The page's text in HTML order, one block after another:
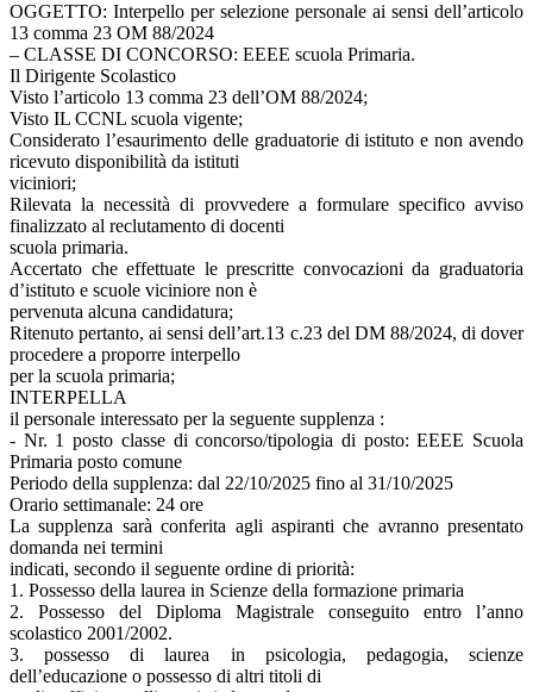
OGGETTO: Interpello per selezione personale ai sensi dell’articolo
13 comma 23 OM 88/2024
– CLASSE DI CONCORSO: EEEE scuola Primaria.
Il Dirigente Scolastico
Visto l’articolo 13 comma 23 dell’OM 88/2024;
Visto IL CCNL scuola vigente;
Considerato l’esaurimento delle graduatorie di istituto e non avendo
ricevuto disponibilità da istituti
viciniori;
Rilevata la necessità di provvedere a formulare specifico avviso
finalizzato al reclutamento di docenti
scuola primaria.
Accertato che effettuate le prescritte convocazioni da graduatoria
d’istituto e scuole viciniore non è
pervenuta alcuna candidatura;
Ritenuto pertanto, ai sensi dell’art.13 c.23 del DM 88/2024, di dover
procedere a proporre interpello
per la scuola primaria;
INTERPELLA
il personale interessato per la seguente supplenza :
- Nr. 1 posto classe di concorso/tipologia di posto: EEEE Scuola
Primaria posto comune
Periodo della supplenza: dal 22/10/2025 fino al 31/10/2025
Orario settimanale: 24 ore
La supplenza sarà conferita agli aspiranti che avranno presentato
domanda nei termini
indicati, secondo il seguente ordine di priorità:
1. Possesso della laurea in Scienze della formazione primaria
2. Possesso del Diploma Magistrale conseguito entro l’anno
scolastico 2001/2002.
3. possesso di laurea in psicologia, pedagogia, scienze
dell’educazione o possesso di altri titoli di